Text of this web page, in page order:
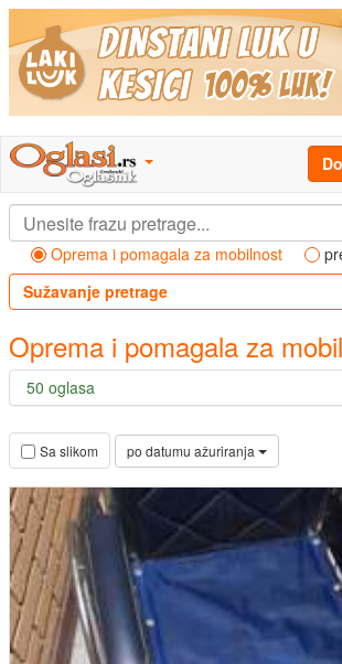
Oprema i pomagala za mobilnost
Sužavanje pretrage
Oprema i pomagala za
50 oglasa
Sa slikom po datumu ažuriranja